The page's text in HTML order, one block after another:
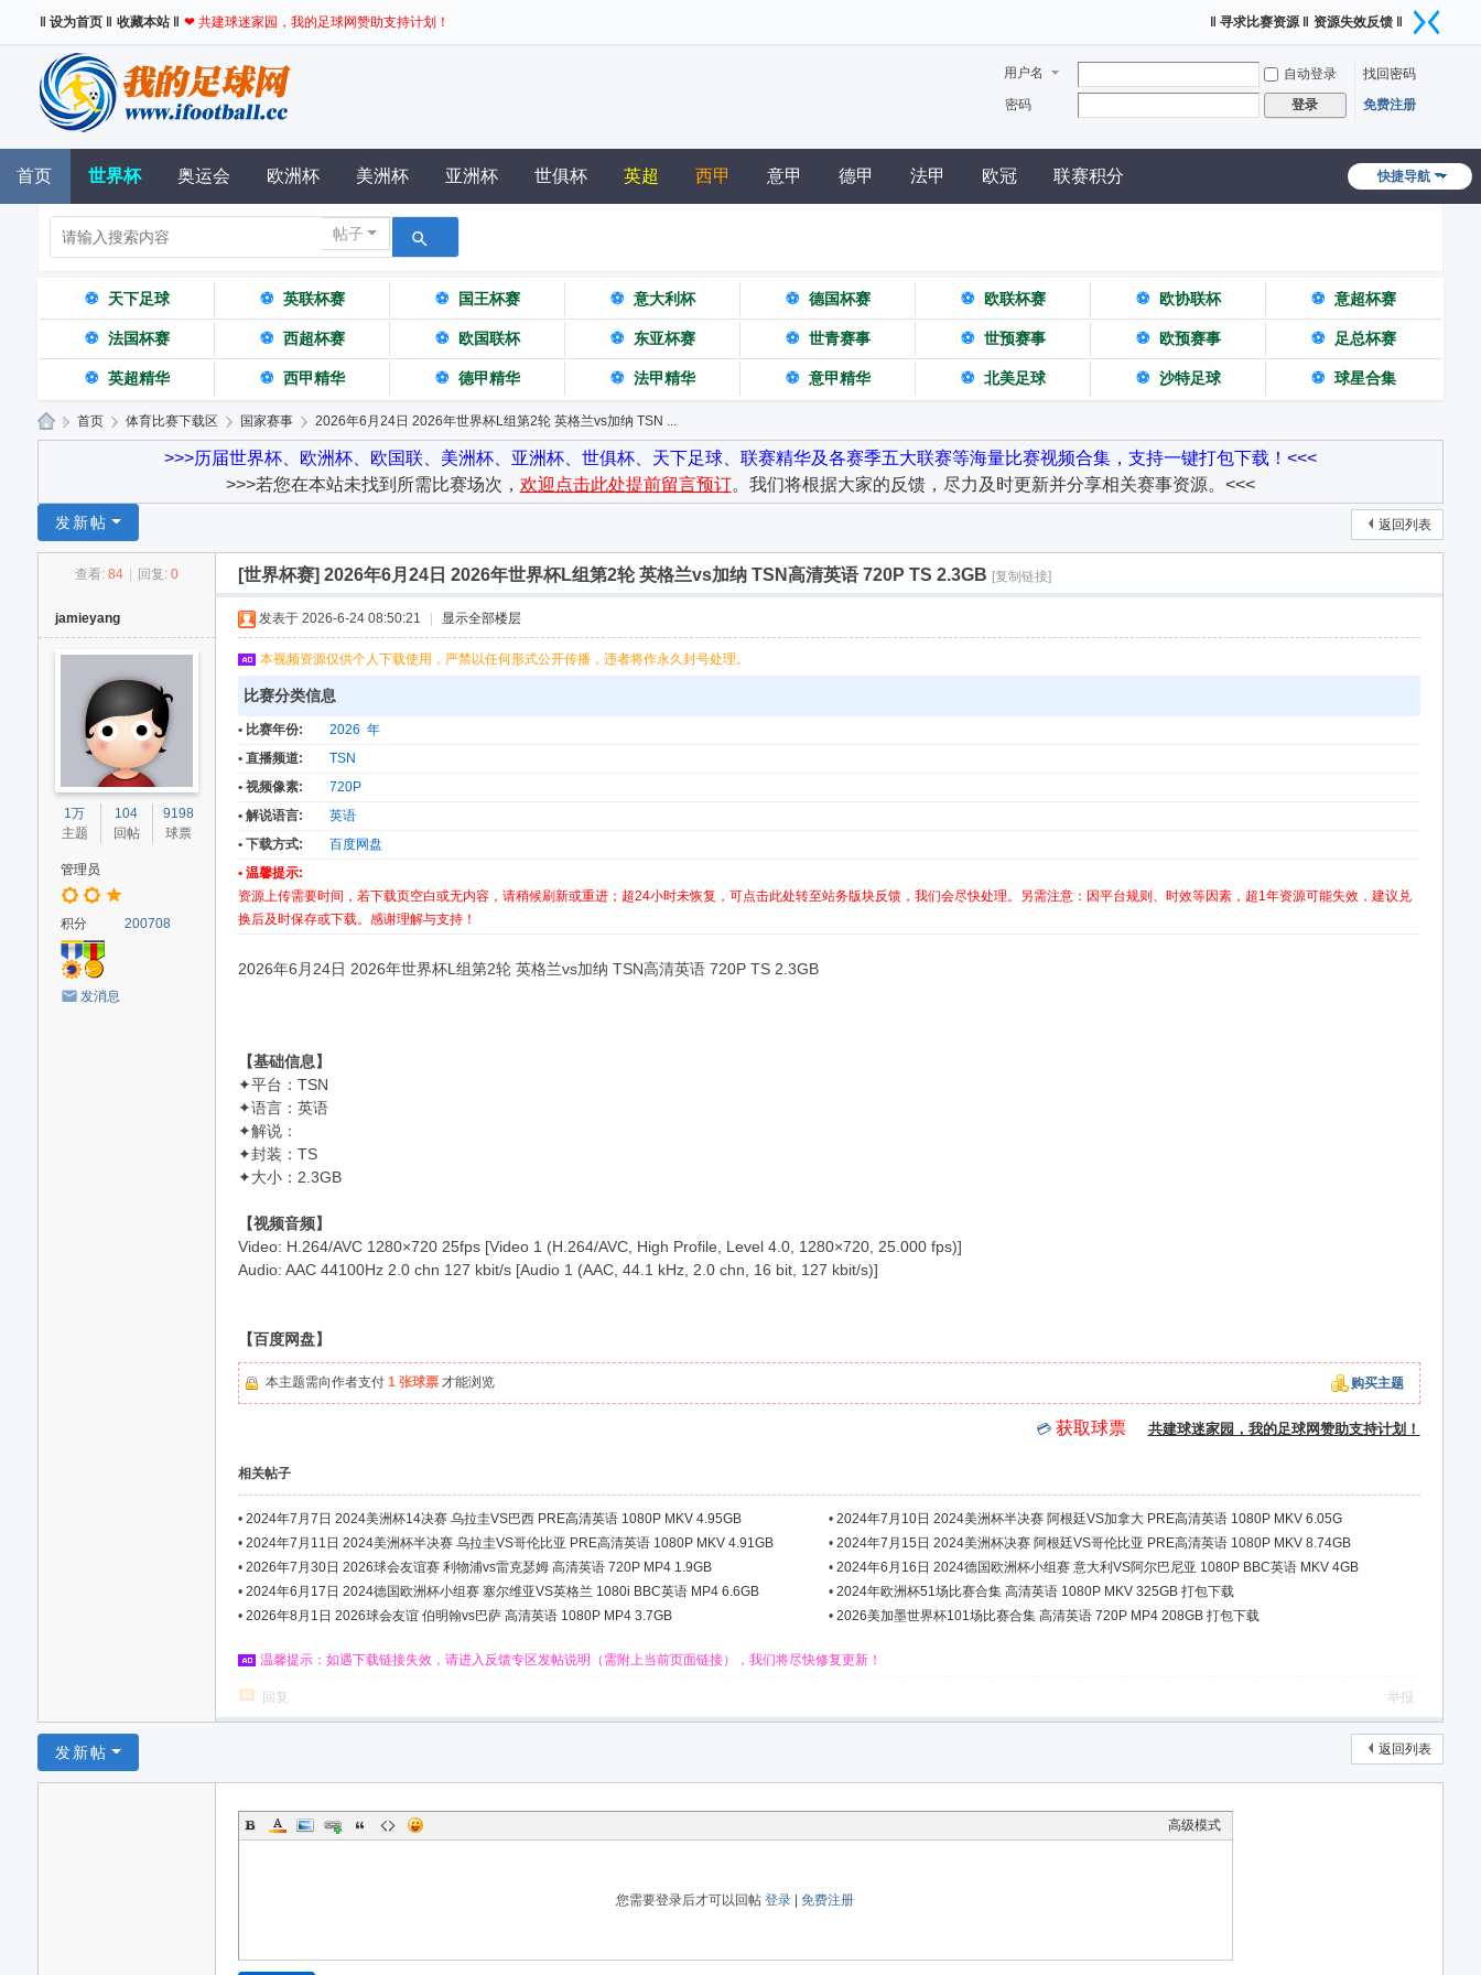
‖ 设为首页 ‖ 收藏本站 ‖ ❤ 共建球迷家园，我的足球网赞助支持计划！ ‖ 寻求比赛资源 ‖ 资源失效反馈 ‖
用户名 自动登录
找回密码
密码
登录 免费注册
快捷导航
首页 世界杯 奥运会 欧洲杯 美洲杯 亚洲杯 世俱杯 英超 西甲 意甲 德甲 法甲 欧冠 联赛积分
帖子
⚽ 天下足球 ⚽ 英联杯赛 ⚽ 国王杯赛 ⚽ 意大利杯 ⚽ 德国杯赛 ⚽ 欧联杯赛 ⚽ 欧协联杯 ⚽ 意超杯赛
⚽ 法国杯赛 ⚽ 西超杯赛 ⚽ 欧国联杯 ⚽ 东亚杯赛 ⚽ 世青赛事 ⚽ 世预赛事 ⚽ 欧预赛事 ⚽ 足总杯赛
⚽ 英超精华 ⚽ 西甲精华 ⚽ 德甲精华 ⚽ 法甲精华 ⚽ 意甲精华 ⚽ 北美足球 ⚽ 沙特足球 ⚽ 球星合集
球
» 首页 › 体育比赛下载区 › 国家赛事 › 2026年6月24日 2026年世界杯L组第2轮 英格兰vs加纳 TSN ...
>>>历届世界杯、欧洲杯、欧国联、美洲杯、亚洲杯、世俱杯、天下足球、联赛精华及各赛季五大联赛等海量比赛视频合集，支持一键打包下载！<<<
>>>若您在本站未找到所需比赛场次， 欢迎点击此处提前留言预订。我们将根据大家的反馈，尽力及时更新并分享相关赛事资源。<<<
返回列表
发新帖
查看: 84 回复: 0 [世界杯赛] 2026年6月24日 2026年世界杯L组第2轮 英格兰vs加纳 TSN高清英语 720P TS 2.3GB [复制链接]
jamieyang
1万
主题
104
回帖
9198
球票
管理员
积分 200708
发消息
发表于 2026-6-24 08:50:21 显示全部楼层
本视频资源仅供个人下载使用，严禁以任何形式公开传播，违者将作永久封号处理。
比赛分类信息
• 比赛年份:
2026 年
• 直播频道:
TSN
• 视频像素:
720P
• 解说语言:
英语
• 下载方式:
百度网盘
• 温馨提示:
资源上传需要时间，若下载页空白或无内容，请稍候刷新或重进；超24小时未恢复，可点击此处转至站务版块反馈，我们会尽快处理。另需注意：因平台规则、时效等因素，超1年资源可能失效，建议兑
换后及时保存或下载。感谢理解与支持！
2026年6月24日 2026年世界杯L组第2轮 英格兰vs加纳 TSN高清英语 720P TS 2.3GB
【基础信息】
✦平台：TSN
✦语言：英语
✦解说：
✦封装：TS
✦大小：2.3GB
【视频音频】
Video: H.264/AVC 1280×720 25fps [Video 1 (H.264/AVC, High Profile, Level 4.0, 1280×720, 25.000 fps)]
Audio: AAC 44100Hz 2.0 chn 127 kbit/s [Audio 1 (AAC, 44.1 kHz, 2.0 chn, 16 bit, 127 kbit/s)]
【百度网盘】
购买主题
本主题需向作者支付 1 张球票才能浏览
💳 获取球票 共建球迷家园，我的足球网赞助支持计划！
相关帖子
• 2024年7月7日 2024美洲杯14决赛 乌拉圭VS巴西 PRE高清英语 1080P MKV 4.95GB •2024年7月10日 2024美洲杯半决赛 阿根廷VS加拿大 PRE高清英语 1080P MKV 6.05G
• 2024年7月11日 2024美洲杯半决赛 乌拉圭VS哥伦比亚 PRE高清英语 1080P MKV 4.91GB •2024年7月15日 2024美洲杯决赛 阿根廷VS哥伦比亚 PRE高清英语 1080P MKV 8.74GB
• 2026年7月30日 2026球会友谊赛 利物浦vs雷克瑟姆 高清英语 720P MP4 1.9GB •2024年6月16日 2024德国欧洲杯小组赛 意大利VS阿尔巴尼亚 1080P BBC英语 MKV 4GB
• 2024年6月17日 2024德国欧洲杯小组赛 塞尔维亚VS英格兰 1080i BBC英语 MP4 6.6GB •2024年欧洲杯51场比赛合集 高清英语 1080P MKV 325GB 打包下载
• 2026年8月1日 2026球会友谊 伯明翰vs巴萨 高清英语 1080P MP4 3.7GB •2026美加墨世界杯101场比赛合集 高清英语 720P MP4 208GB 打包下载
温馨提示：如遇下载链接失效，请进入反馈专区发帖说明（需附上当前页面链接），我们将尽快修复更新！
回复 举报
返回列表
发新帖
高级模式
您需要登录后才可以回帖登录 |免费注册